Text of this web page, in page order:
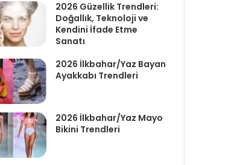
2026 Güzellik Trendleri:
Doğallık, Teknoloji ve
Kendini İfade Etme
Sanatı
2026 İlkbahar/Yaz Bayan
Ayakkabı Trendleri
2026 İlkbahar/Yaz Mayo
Bikini Trendleri